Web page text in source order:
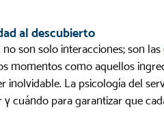
al descubierto
son solo interacciones; son las
momentos como aquellos
inolvidable. La psicología del
y cuándo para garantizar que